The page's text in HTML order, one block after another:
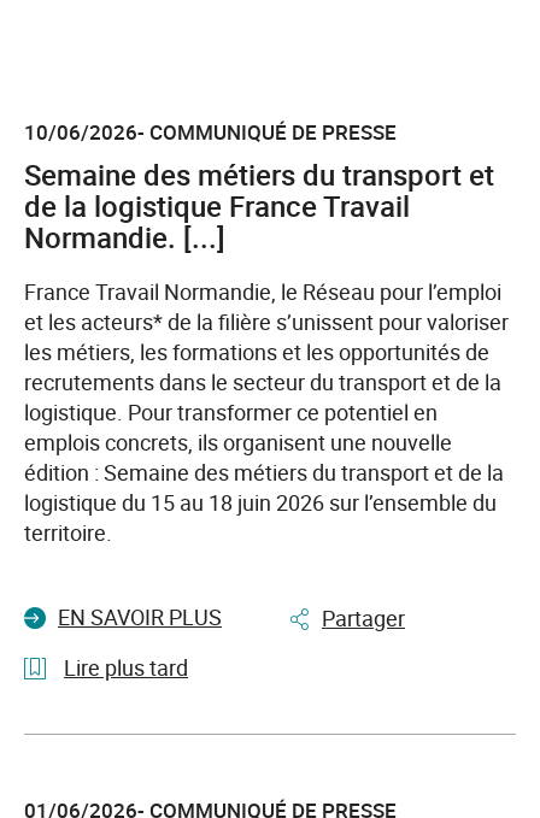
10/06/2026- COMMUNIQUÉ DE PRESSE
Semaine des métiers du transport et
de la logistique France Travail
Normandie. [...]
France Travail Normandie, le Réseau pour l’emploi
et les acteurs* de la filière s’unissent pour valoriser
les métiers, les formations et les opportunités de
recrutements dans le secteur du transport et de la
logistique. Pour transformer ce potentiel en
emplois concrets, ils organisent une nouvelle
édition : Semaine des métiers du transport et de la
logistique du 15 au 18 juin 2026 sur l’ensemble du
territoire.
EN SAVOIR PLUS
Partager
Lire plus tard
l'article
01/06/2026- COMMUNIQUÉ DE PRESSE